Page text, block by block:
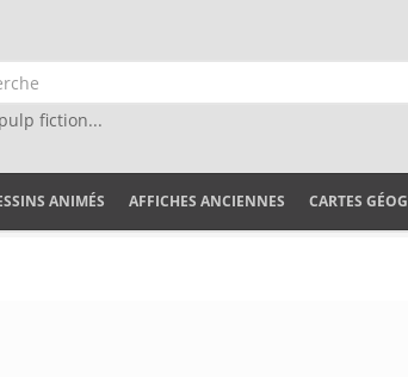
fiction...
ANIMÉS AFFICHES ANCIENNES CARTES